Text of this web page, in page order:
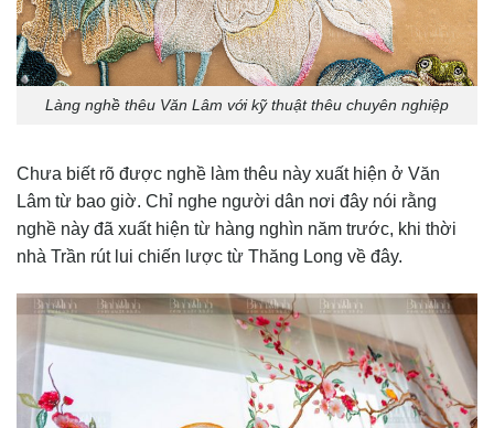
Làng nghề thêu Văn Lâm với kỹ thuật thêu chuyên nghiệp
Chưa biết rõ được nghề làm thêu này xuất hiện ở Văn
Lâm từ bao giờ. Chỉ nghe người dân nơi đây nói rằng
nghề này đã xuất hiện từ hàng nghìn năm trước, khi thời
nhà Trần rút lui chiến lược từ Thăng Long về đây.